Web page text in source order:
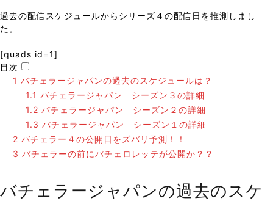
過去の配信スケジュールからシリーズ４の配信日を推測しまし
た。
[quads id=1]
目次
1 バチェラージャパンの過去のスケジュールは？
1.1 バチェラージャパン シーズン３の詳細
1.2 バチェラージャパン シーズン２の詳細
1.3 バチェラージャパン シーズン１の詳細
2 バチェラー４の公開日をズバリ予測！！
3 バチェラーの前にバチェロレッテが公開か？？
バチェラージャパンの過去のスケ